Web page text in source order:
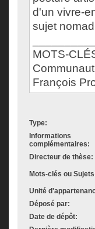
d'un vivre-
sujet
MOTS-
François
Type:
Informations
complémentaires:
Directeur de thèse:
Mots-clés ou
Unité
Déposé par:
Date de dépôt: